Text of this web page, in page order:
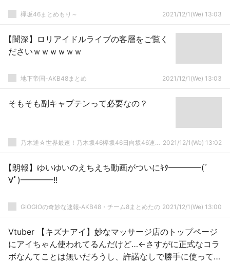
欅坂46まとめもり～ 2021/12/1(We) 13:03
【闇深】ロリアイドルライブの客層をご覧く
ださいｗｗｗｗｗｗ
地下帝国-AKB48まとめ 2021/12/1(We) 13:03
そもそも副キャプテンって必要なの？
乃木通☆世界最速！乃木坂46欅坂46日向坂46速報まとめ 2021/12/1(We) 13:02
【朗報】ゆいゆいのえちえち動画がついにｷﾀ━━━━(ﾟ
∀ﾟ)━━━━!!
GIOGIOの奇妙な速報‐AKB48・チーム8まとめたの 2021/12/1(We) 13:00
Vtuber 【キズナアイ】妙なマッサージ店のトップページ
にアイちゃん使われてるんだけど…←さすがに正式なコラ
ボなんてことは無いだろうし、許諾なしで勝手に使ってん